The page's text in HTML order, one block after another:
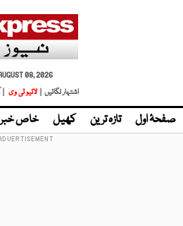
08, 2026
اشتہار لگائیں |
لائیو ٹی وی
صفحۂ اول تازہ ترین کھیل خاص